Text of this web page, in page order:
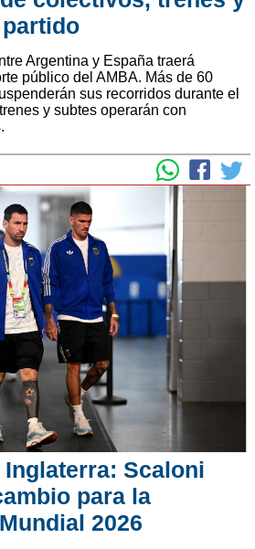
Argentina y España traerá
público del AMBA. Más de 60
sus recorridos durante el
y subtes operarán con
Scaloni
para la
2026